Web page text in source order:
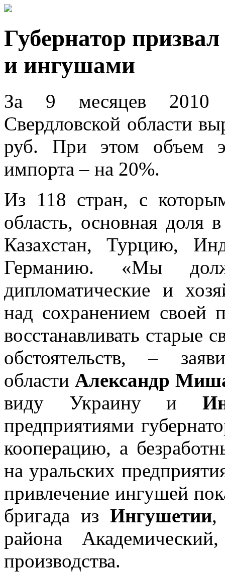
Губернатор
и ингушами
За 9 месяцев 2010
Свердловской области
руб. При этом объем
импорта – на 20%.
Из 118 стран, с
область, основная
Казахстан, Турцию,
Германию. «Мы
дипломатические и
над сохранением
восстанавливать старые
обстоятельств, –
области Александр
виду Украину и
предприятиями
кооперацию, а
на уральских
привлечение ингушей
бригада из Ингушетии,
района
производства.